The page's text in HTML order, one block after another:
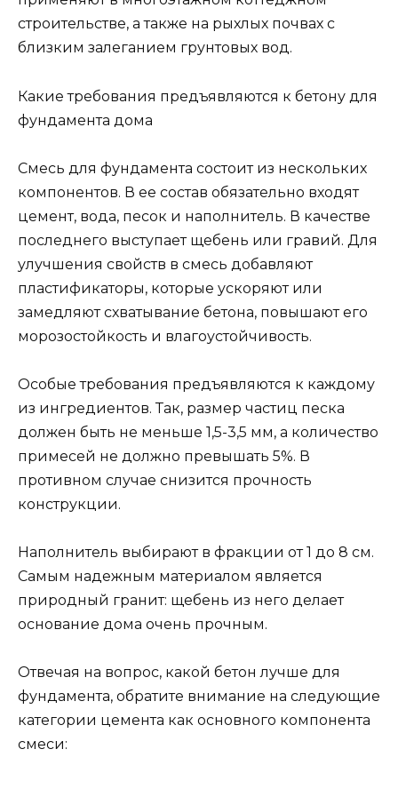
строительстве, а также на рыхлых почвах с
близким залеганием грунтовых вод.
Какие требования предъявляются к бетону для
фундамента дома
Смесь для фундамента состоит из нескольких
компонентов. В ее состав обязательно входят
цемент, вода, песок и наполнитель. В качестве
последнего выступает щебень или гравий. Для
улучшения свойств в смесь добавляют
пластификаторы, которые ускоряют или
замедляют схватывание бетона, повышают его
морозостойкость и влагоустойчивость.
Особые требования предъявляются к каждому
из ингредиентов. Так, размер частиц песка
должен быть не меньше 1,5-3,5 мм, а количество
примесей не должно превышать 5%. В
противном случае снизится прочность
конструкции.
Наполнитель выбирают в фракции от 1 до 8 см.
Самым надежным материалом является
природный гранит: щебень из него делает
основание дома очень прочным.
Отвечая на вопрос, какой бетон лучше для
фундамента, обратите внимание на следующие
категории цемента как основного компонента
смеси: